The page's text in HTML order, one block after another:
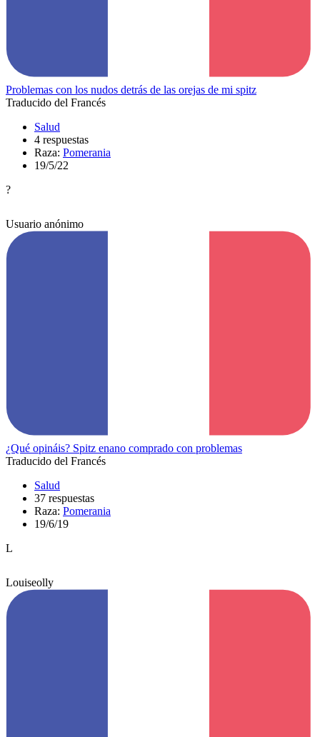
Problemas con los nudos detrás de las orejas de mi spitz
Traducido del Francés
Salud
4 respuestas
Raza: Pomerania
19/5/22
?
Usuario anónimo
¿Qué opináis? Spitz enano comprado con problemas
Traducido del Francés
Salud
37 respuestas
Raza: Pomerania
19/6/19
L
Louiseolly